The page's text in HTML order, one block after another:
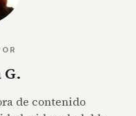
de contenido